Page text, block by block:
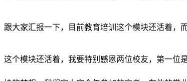
跟大家汇报一下，目前教育培训这个模块还活
这个模块还活着，我要特别感恩两位校友，第一位